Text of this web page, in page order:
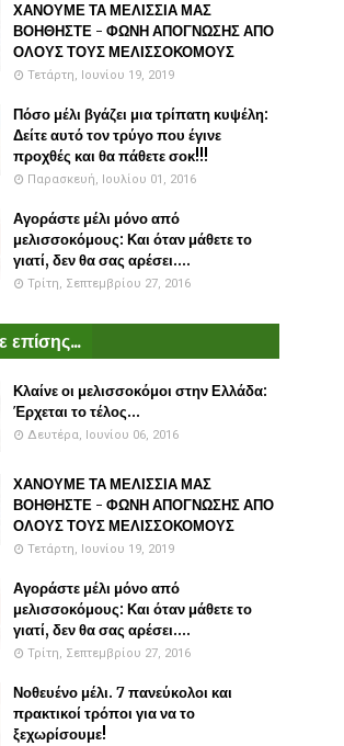
ΧΑΝΟΥΜΕ ΤΑ ΜΕΛΙΣΣΙΑ ΜΑΣ
ΒΟΗΘΗΣΤΕ - ΦΩΝΗ ΑΠΟΓΝΩΣΗΣ ΑΠΟ
ΟΛΟΥΣ ΤΟΥΣ ΜΕΛΙΣΣΟΚΟΜΟΥΣ
Τετάρτη, Ιουνίου 19, 2019
Πόσο μέλι βγάζει μια τρίπατη κυψέλη:
Δείτε αυτό τον τρύγο που έγινε
προχθές και θα πάθετε σοκ!!!
Παρασκευή, Ιουλίου 01, 2016
Αγοράστε μέλι μόνο από
μελισσοκόμους: Και όταν μάθετε το
γιατί, δεν θα σας αρέσει....
Τρίτη, Σεπτεμβρίου 27, 2016
επίσης...
Κλαίνε οι μελισσοκόμοι στην Ελλάδα:
Έρχεται το τέλος...
Δευτέρα, Ιουνίου 06, 2016
ΧΑΝΟΥΜΕ ΤΑ ΜΕΛΙΣΣΙΑ ΜΑΣ
ΒΟΗΘΗΣΤΕ - ΦΩΝΗ ΑΠΟΓΝΩΣΗΣ ΑΠΟ
ΟΛΟΥΣ ΤΟΥΣ ΜΕΛΙΣΣΟΚΟΜΟΥΣ
Τετάρτη, Ιουνίου 19, 2019
Αγοράστε μέλι μόνο από
μελισσοκόμους: Και όταν μάθετε το
γιατί, δεν θα σας αρέσει....
Τρίτη, Σεπτεμβρίου 27, 2016
Νοθευένο μέλι. 7 πανεύκολοι και
πρακτικοί τρόποι για να το
ξεχωρίσουμε!